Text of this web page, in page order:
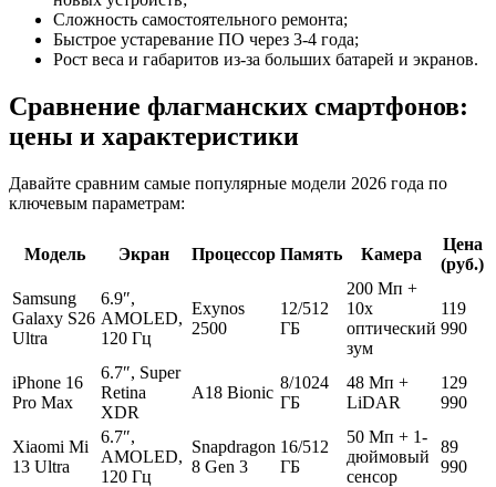
Сложность самостоятельного ремонта;
Быстрое устаревание ПО через 3-4 года;
Рост веса и габаритов из-за больших батарей и экранов.
Сравнение флагманских смартфонов:
цены и характеристики
Давайте сравним самые популярные модели 2026 года по
ключевым параметрам:
Модель Экран Процессор Память Камера
Цена
(руб.)
Samsung
Galaxy S26
Ultra
6.9″,
AMOLED,
120 Гц
Exynos
2500
12/512
ГБ
200 Мп +
10x
оптический
зум
119
990
iPhone 16
Pro Max
6.7″, Super
Retina
XDR
A18 Bionic
8/1024
ГБ
48 Мп +
LiDAR
129
990
Xiaomi Mi
13 Ultra
6.7″,
AMOLED,
120 Гц
Snapdragon
8 Gen 3
16/512
ГБ
50 Мп + 1-
дюймовый
сенсор
89
990